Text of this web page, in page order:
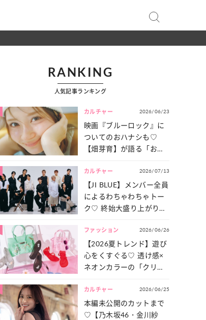
RANKING
人気記事ランキング
カルチャー 2026/06/23
映画『ブルーロック』に
ついてのおハナシも♡
【畑芽育】が語る「お仕
は？
カルチャー 2026/07/13
【JI BLUE】メンバー全員
によるわちゃわちゃトー
ク♡ 終始大盛り上がりだ
一気見せ！
ファッション 2026/06/26
【2026夏トレンド】遊び
心をくすぐる♡ 透け感×
ネオンカラーの「クリア
カルチャー 2026/06/25
本編未公開のカットまで
♡【乃木坂46・金川紗